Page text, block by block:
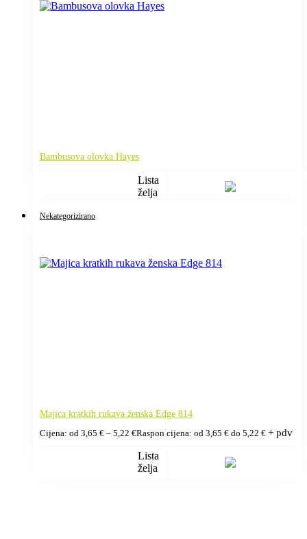
Bambusova olovka Hayes
Lista
želja
Nekategorizirano
Majica kratkih rukava ženska Edge 814
Cijena: od 3,65 € – 5,22 €Raspon cijena: od 3,65 € do 5,22 € + pdv
Lista
želja